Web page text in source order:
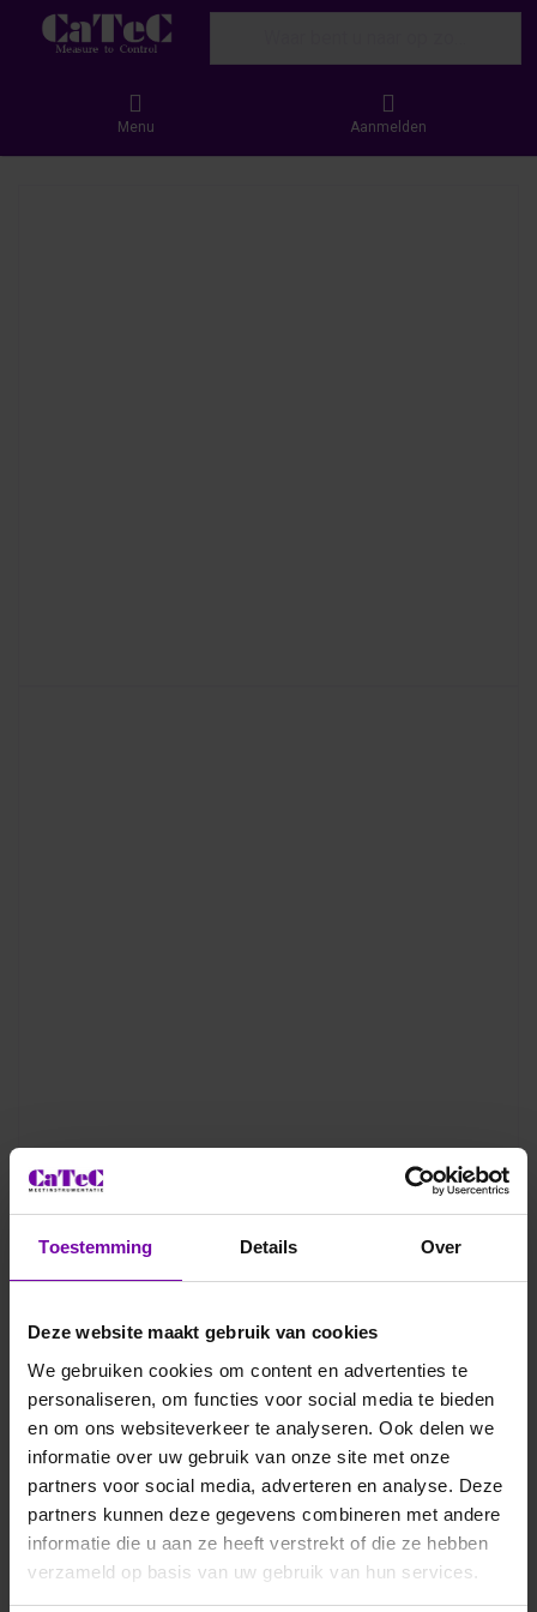
Toestemming Details Over
Deze website maakt gebruik van cookies
We gebruiken cookies om content en advertenties te
personaliseren, om functies voor social media te bieden
en om ons websiteverkeer te analyseren. Ook delen we
informatie over uw gebruik van onze site met onze
partners voor social media, adverteren en analyse. Deze
partners kunnen deze gegevens combineren met andere
informatie die u aan ze heeft verstrekt of die ze hebben
verzameld op basis van uw gebruik van hun services.
Menu Aanmelden